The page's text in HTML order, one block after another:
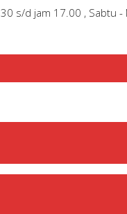
s/d jam 17.00 , Sabtu